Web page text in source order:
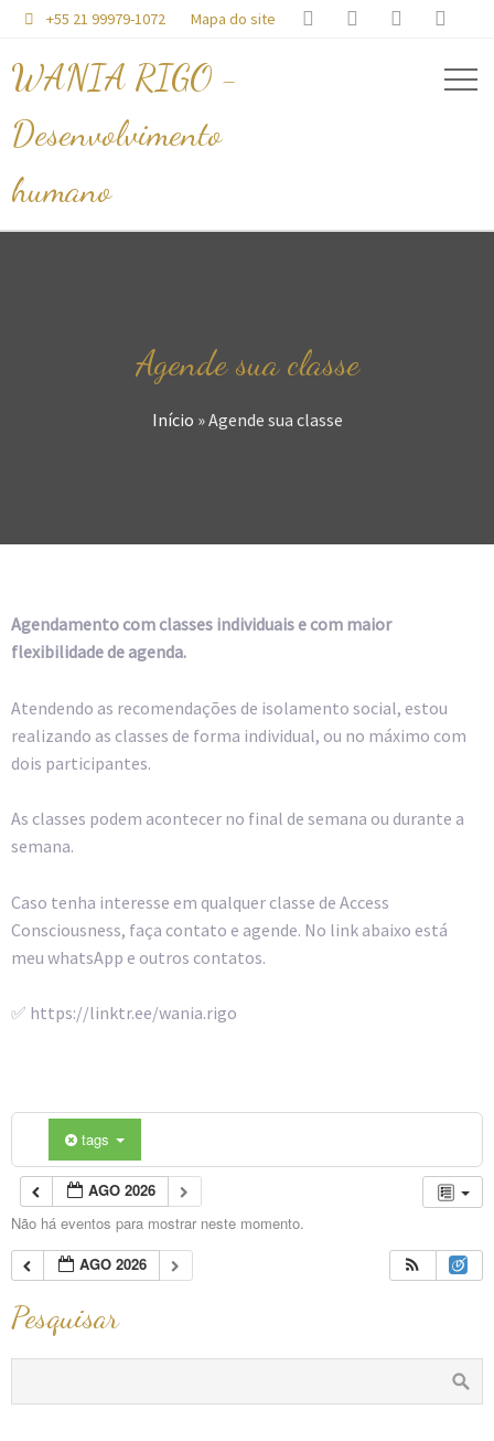
 +55 21 99979-1072 Mapa do site    
WANIA RIGO -
Desenvolvimento
humano
Agende sua classe
Início »Agende sua classe
Agendamento com classes individuais e com maior
flexibilidade de agenda.
Atendendo as recomendações de isolamento social, estou
realizando as classes de forma individual, ou no máximo com
dois participantes.
As classes podem acontecer no final de semana ou durante a
semana.
Caso tenha interesse em qualquer classe de Access
Consciousness, faça contato e agende. No link abaixo está
meu whatsApp e outros contatos.
✅ https://linktr.ee/wania.rigo
tags
AGO 2026
Não há eventos para mostrar neste momento.
AGO 2026
Pesquisar